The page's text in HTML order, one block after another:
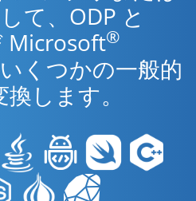
て、ODP と
Microsoft®
くつかの一般的
します。